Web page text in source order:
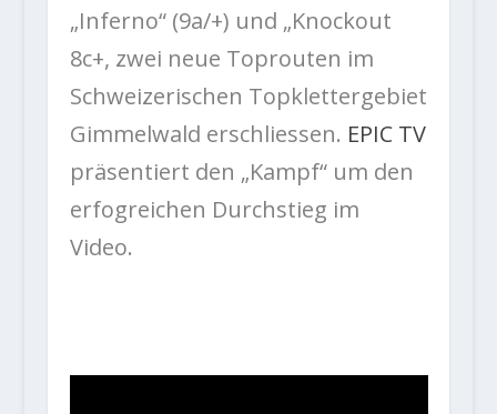
„Inferno“ (9a/+) und „Knockout
8c+, zwei neue Toprouten im
Schweizerischen Topklettergebiet
Gimmelwald erschliessen. EPIC TV
präsentiert den „Kampf“ um den
erfogreichen Durchstieg im
Video.